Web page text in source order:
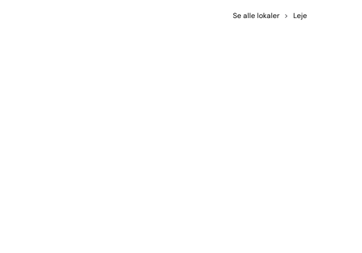
Se alle lokaler > Leje